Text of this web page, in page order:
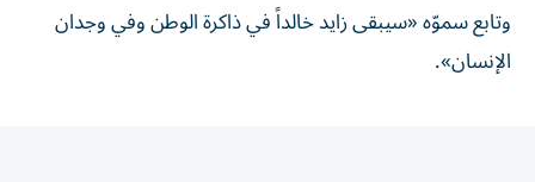
وتابع سموّه «سيبقى زايد خالداً في ذاكرة الوطن وفي وجدان
الإنسان».